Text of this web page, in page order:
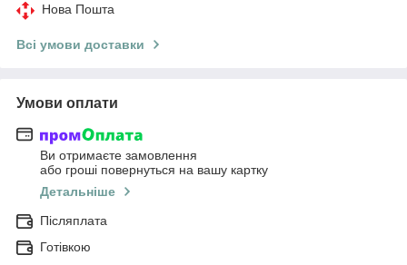
Нова Пошта
Всі умови доставки
Умови оплати
Ви отримаєте замовлення
або гроші повернуться на вашу картку
Детальніше
Післяплата
Готівкою